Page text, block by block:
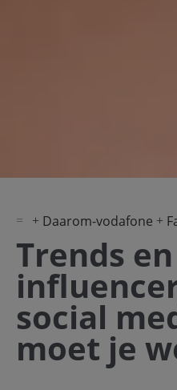
Daarom-vodafone
Trends en
social
moet je